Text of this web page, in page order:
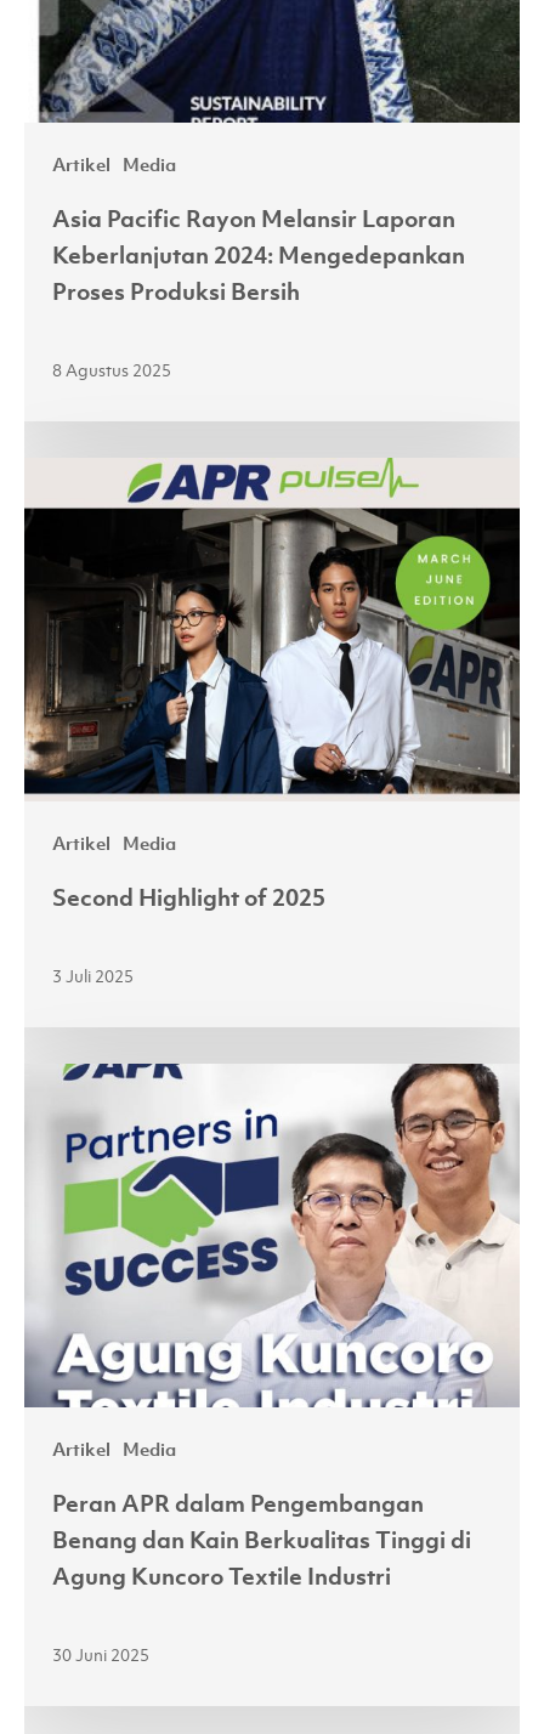
Artikel Media
Asia Pacific Rayon Melansir Laporan
Keberlanjutan 2024: Mengedepankan
Proses Produksi Bersih
8 Agustus 2025
Artikel Media
Highlight
Second Highlight of 2025
3 Juli 2025
Artikel Media
Peran
dalam
Pengembangan
Tinggi
Kuncoro
Peran APR dalam Pengembangan
Benang dan Kain Berkualitas Tinggi di
Agung Kuncoro Textile Industri
30 Juni 2025